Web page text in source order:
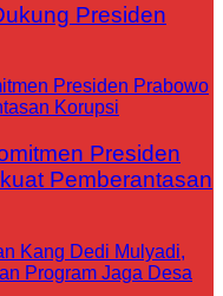
Presiden
Presiden
Pemberantasan